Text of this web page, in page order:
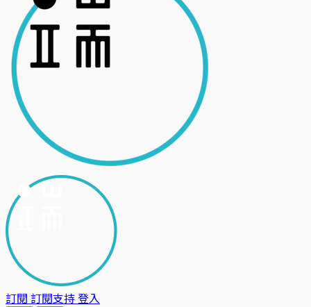
訂閱 訂閱支持登入